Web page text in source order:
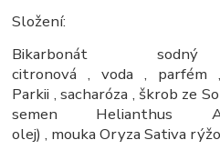
Složení:
Bikarbonát
citronová , voda , parfém
Parkii , sacharóza , škrob ze
semen Helianthus
olej) , mouka Oryza Sativa